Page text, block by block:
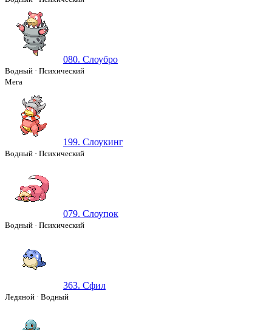
080. Слоубро
Водный · Психический
Мега
199. Слоукинг
Водный · Психический
079. Слоупок
Водный · Психический
363. Сфил
Ледяной · Водный